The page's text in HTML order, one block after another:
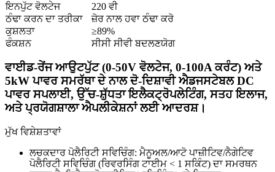
ਇਨਪੁੱਟ ਵੋਲਟੇਜ
220 ਵੀ
ਠੰਢਾ ਕਰਨ ਦਾ ਤਰੀਕਾ
ਜ਼ੋਰ ਨਾਲ ਹਵਾ ਠੰਢਾ ਕਰੋ
ਕੁਸ਼ਲਤਾ
≥89%
ਫੰਕਸ਼ਨ
ਸੀਸੀ ਸੀਵੀ ਬਦਲਣਯੋਗ
ਵਾਈਡ-ਰੇਂਜ ਆਉਟਪੁੱਟ (0-50V ਵੋਲਟੇਜ, 0-100A ਕਰੰਟ) ਅਤੇ
5kW ਪਾਵਰ ਸਮਰੱਥਾ ਦੇ ਨਾਲ ਦੋ-ਦਿਸ਼ਾਵੀ ਐਡਜਸਟੇਬਲ DC
ਪਾਵਰ ਸਪਲਾਈ, ਉੱਚ-ਸ਼ੁੱਧਤਾ ਇਲੈਕਟ੍ਰੋਪਲੇਟਿੰਗ, ਸਤਹ ਇਲਾਜ,
ਅਤੇ ਪ੍ਰਯੋਗਸ਼ਾਲਾ ਐਪਲੀਕੇਸ਼ਨਾਂ ਲਈ ਆਦਰਸ਼।
ਮੁੱਖ ਵਿਸ਼ੇਸ਼ਤਾਵਾਂ​
ਲਚਕਦਾਰ ਪੋਲੈਰਿਟੀ ਸਵਿਚਿੰਗ: ਮੈਨੂਅਲ/ਆਟੋ ਪਾਜ਼ੀਟਿਵ/ਨੈਗੇਟਿਵ
ਪੋਲੈਰਿਟੀ ਸਵਿਚਿੰਗ (ਰਿਵਰਸਿੰਗ ਟਾਈਮ < 1 ਸਕਿੰਟ) ਦਾ ਸਮਰਥਨ